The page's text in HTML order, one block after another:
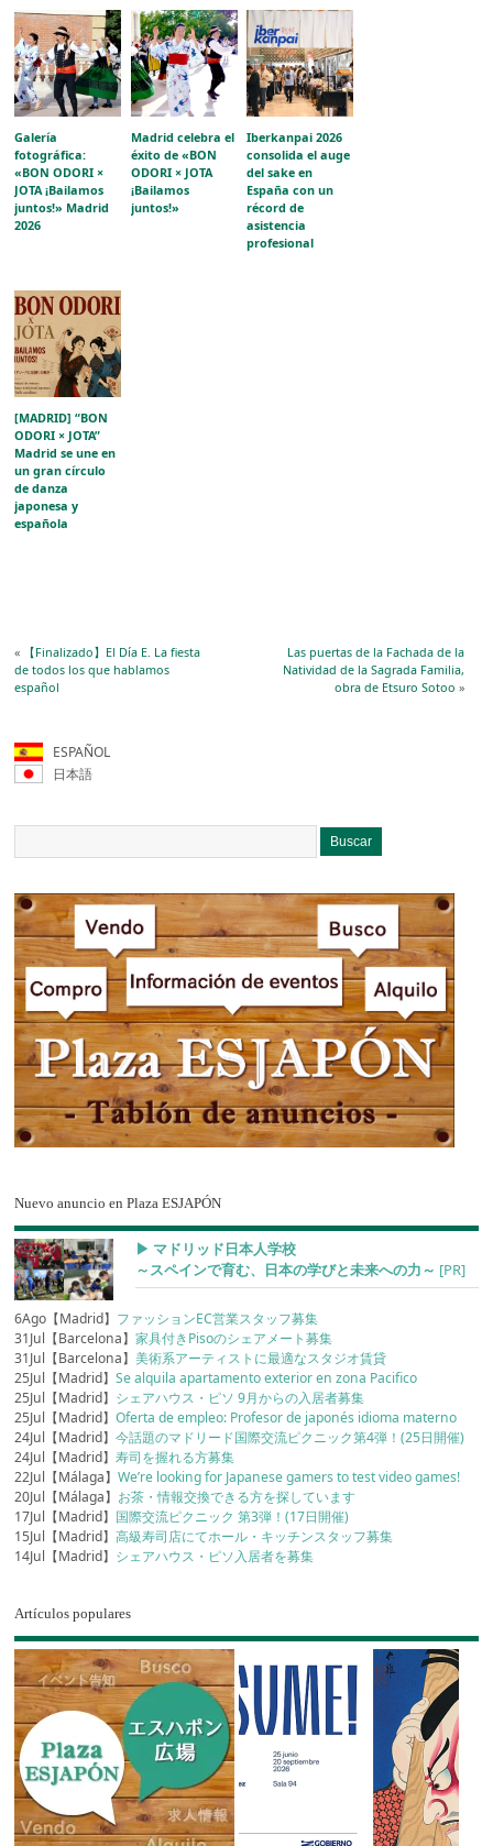
Galería
fotográfica:
«BON ODORI ×
JOTA ¡Bailamos
juntos!» Madrid
2026
Madrid celebra el
éxito de «BON
ODORI × JOTA
¡Bailamos
juntos!»
Iberkanpai 2026
consolida el auge
del sake en
España con un
récord de
asistencia
profesional
[MADRID] “BON
ODORI × JOTA”
Madrid se une en
un gran círculo
de danza
japonesa y
española
« 【Finalizado】El Día E. La fiesta
de todos los que hablamos
español
Las puertas de la Fachada de la
Natividad de la Sagrada Familia,
obra de Etsuro Sotoo »
ESPAÑOL
日本語
Nuevo anuncio en Plaza ESJAPÓN
▶︎ マドリッド日本人学校
～スペインで育む、日本の学びと未来への力～ [PR]
6Ago【Madrid】 ファッションEC営業スタッフ募集
31Jul【Barcelona】家具付きPisoのシェアメート募集
31Jul【Barcelona】美術系アーティストに最適なスタジオ賃貸
25Jul【Madrid】Se alquila apartamento exterior en zona Pacifico
25Jul【Madrid】 シェアハウス・ピソ 9月からの入居者募集
25Jul【Madrid】Oferta de empleo: Profesor de japonés idioma materno
24Jul【Madrid】今話題のマドリード国際交流ピクニック第4弾！(25日開催)
24Jul【Madrid】寿司を握れる方募集
22Jul【Málaga】We’re looking for Japanese gamers to test video games!
20Jul【Málaga】 お茶・情報交換できる方を探しています
17Jul【Madrid】 国際交流ピクニック 第3弾！(17日開催)
15Jul【Madrid】高級寿司店にてホール・キッチンスタッフ募集
14Jul【Madrid】 シェアハウス・ピソ入居者を募集
Artículos populares